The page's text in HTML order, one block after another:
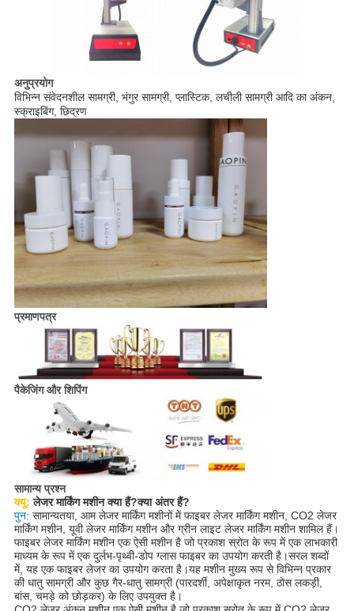
अनुप्रयोग
विभिन्न संवेदनशील सामग्री, भंगुर सामग्री, प्लास्टिक, लचीली सामग्री आदि का अंकन,
स्क्राइबिंग, छिद्रण
प्रमाणपत्र
पैकेजिंग और शिपिंग
सामान्य प्रश्न
क्यू:लेजर मार्किंग मशीन क्या हैं?क्या अंतर हैं?
पुन: सामान्यतया, आम लेजर मार्किंग मशीनों में फाइबर लेजर मार्किंग मशीन, CO2 लेजर
मार्किंग मशीन, यूवी लेजर मार्किंग मशीन और ग्रीन लाइट लेजर मार्किंग मशीन शामिल हैं।
फाइबर लेजर मार्किंग मशीन एक ऐसी मशीन है जो प्रकाश स्रोत के रूप में एक लाभकारी
माध्यम के रूप में एक दुर्लभ-पृथ्वी-डोप ग्लास फाइबर का उपयोग करती है।सरल शब्दों
में, यह एक फाइबर लेजर का उपयोग करता है।यह मशीन मुख्य रूप से विभिन्न प्रकार
की धातु सामग्री और कुछ गैर-धातु सामग्री (पारदर्शी, अपेक्षाकृत नरम, ठोस लकड़ी,
बांस, चमड़े को छोड़कर) के लिए उपयुक्त है।